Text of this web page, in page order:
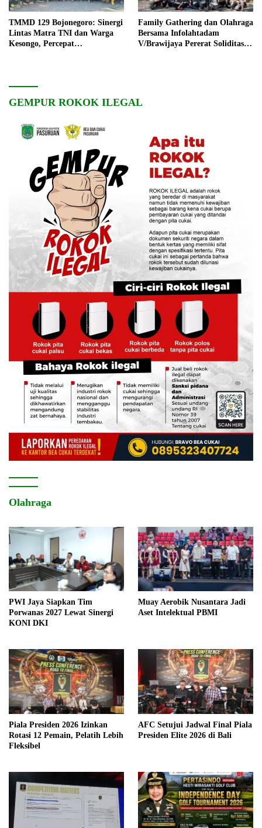
TMMD 129 Bojonegoro: Sinergi
Lintas Matra TNI dan Warga
Kesongo, Percepat
Family Gathering dan Olahraga
Bersama Infolahtadam
V/Brawijaya Pererat Soliditas
GEMPUR ROKOK ILEGAL
Olahraga
PWI Jaya Siapkan Tim
Porwanas 2027 Lewat Sinergi
KONI DKI
Muay Aerobik Nusantara Jadi
Aset Intelektual PBMI
Piala Presiden 2026 Izinkan
Rotasi 12 Pemain, Pelatih Lebih
Fleksibel
AFC Setujui Jadwal Final Piala
Presiden Elite 2026 di Bali